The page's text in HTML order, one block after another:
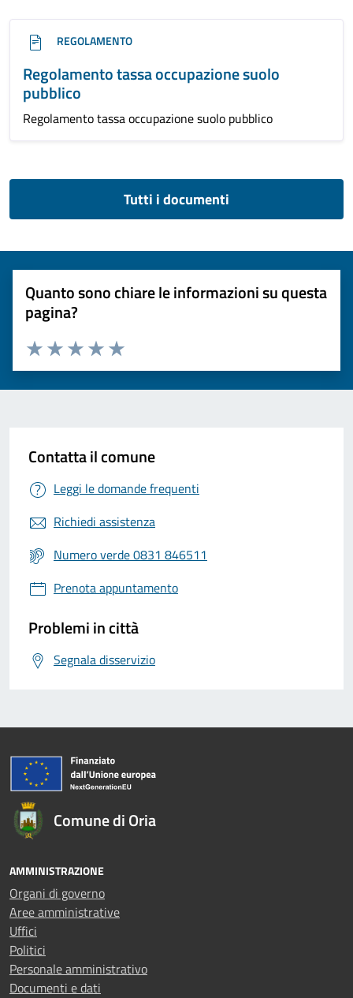
REGOLAMENTO
Regolamento tassa occupazione suolo
pubblico
Regolamento tassa occupazione suolo pubblico
Tutti i documenti
Quanto sono chiare le informazioni su questa
pagina?
Valuta 5 stelle su 5
Valuta 4 stelle su 5
Valuta 3 stelle su 5
Valuta 2 stelle su 5
Valuta 1 stelle su 5
Contatta il comune
Leggi le domande frequenti
Richiedi assistenza
Numero verde 0831 846511
Prenota appuntamento
Problemi in città
Segnala disservizio
Comune di Oria
AMMINISTRAZIONE
Organi di governo
Aree amministrative
Uffici
Politici
Personale amministrativo
Documenti e dati